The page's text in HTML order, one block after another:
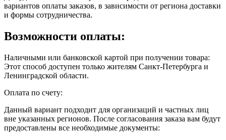
вариантов оплаты заказов, в зависимости от региона доставки
и формы сотрудничества.
Возможности оплаты:
Наличными или банковской картой при получении товара:
Этот способ доступен только жителям Санкт-Петербурга и
Ленинградской области.
Оплата по счету:
Данный вариант подходит для организаций и частных лиц
вне указанных регионов. После согласования заказа вам будут
предоставлены все необходимые документы: